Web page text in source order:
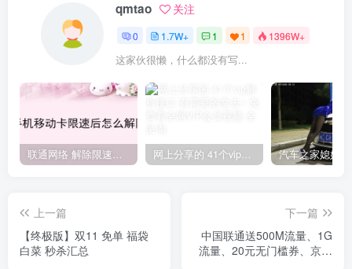
qmtao 关注
0 1.7W+ 1 1 1396W+
这家伙很懒，什么都没有写...
联通网络 解除限速方法参考！畅享、畅玩、老白干等及其它地区自测了 网上分享的 41个vip解析接口 有需要的拿去~ 免费看全网VIP会员视频
上一篇
【终极版】双11 免单 福袋
白菜 秒杀汇总
下一篇
中国联通送500M流量、1G
流量、20元无门槛券、京东